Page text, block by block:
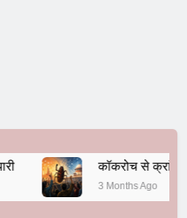
कॉकरोच से क्रांति तक
3 Months Ago